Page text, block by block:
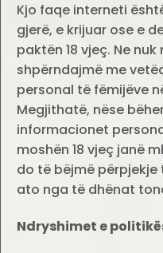
Kjo faqe interneti
gjerë, e krijuar ose e
paktën 18 vjeç. Ne
shpërndajmë me
personal të fëmijëve
Megjithatë, nëse
informacionet
moshën 18 vjeç janë
do të bëjmë
ato nga të dhënat
Ndryshimet e